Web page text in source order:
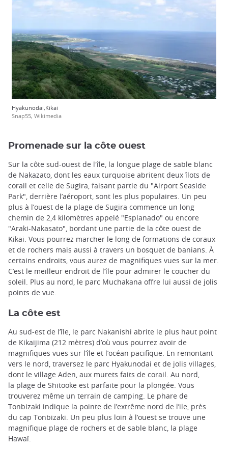
Hyakunodai,Kikai
Snap55, Wikimedia
Promenade sur la côte ouest
Sur la côte sud-ouest de l'île, la longue plage de sable blanc
de Nakazato, dont les eaux turquoise abritent deux îlots de
corail et celle de Sugira, faisant partie du "Airport Seaside
Park", derrière l’aéroport, sont les plus populaires. Un peu
plus à l’ouest de la plage de Sugira commence un long
chemin de 2,4 kilomètres appelé "Esplanado" ou encore
"Araki-Nakasato", bordant une partie de la côte ouest de
Kikai. Vous pourrez marcher le long de formations de coraux
et de rochers mais aussi à travers un bosquet de banians. À
certains endroits, vous aurez de magnifiques vues sur la mer.
C’est le meilleur endroit de l’île pour admirer le coucher du
soleil. Plus au nord, le parc Muchakana offre lui aussi de jolis
points de vue.
La côte est
Au sud-est de l’île, le parc Nakanishi abrite le plus haut point
de Kikaijima (212 mètres) d’où vous pourrez avoir de
magnifiques vues sur l’île et l’océan pacifique. En remontant
vers le nord, traversez le parc Hyakunodai et de jolis villages,
dont le village Aden, aux murets faits de corail. Au nord,
la plage de Shitooke est parfaite pour la plongée. Vous
trouverez même un terrain de camping. Le phare de
Tonbizaki indique la pointe de l’extrême nord de l’ile, près
du cap Tonbizaki. Un peu plus loin à l’ouest se trouve une
magnifique plage de rochers et de sable blanc, la plage
Hawaï.